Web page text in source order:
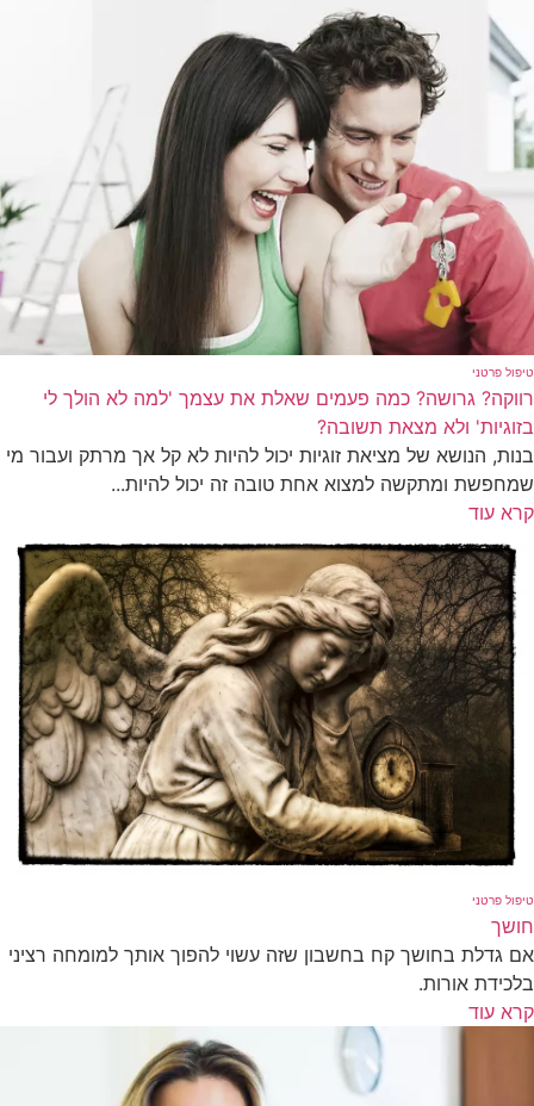
טיפול פרטני
רווקה? גרושה? כמה פעמים שאלת את עצמך 'למה לא הולך לי
בזוגיות' ולא מצאת תשובה?
בנות, הנושא של מציאת זוגיות יכול להיות לא קל אך מרתק ועבור מי
שמחפשת ומתקשה למצוא אחת טובה זה יכול להיות...
קרא עוד
טיפול פרטני
חושך
אם גדלת בחושך קח בחשבון שזה עשוי להפוך אותך למומחה רציני
בלכידת אורות.
קרא עוד